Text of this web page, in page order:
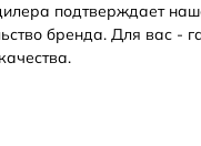
подтверждает
бренда. Для вас -